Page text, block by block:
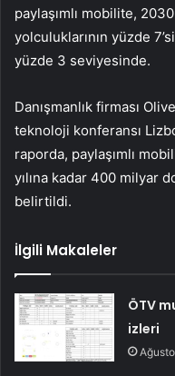
paylaşımlı mobilite,
yolculuklarının yüzde
yüzde 3 seviyesinde.
Danışmanlık firması
teknoloji konferansı
raporda, paylaşımlı
yılına kadar 400 milyar
belirtildi.
İlgili Makaleler
ÖTV
izleri